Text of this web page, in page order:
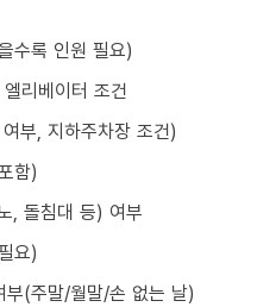
수록 인원 필요)
리베이터 조건
부, 지하주차장 조건)
함)
, 돌침대 등) 여부
요)
(주말/월말/손 없는 날)